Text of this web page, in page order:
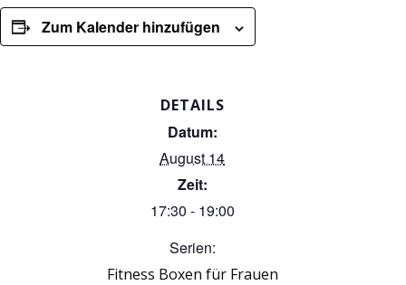
Zum Kalender hinzufügen
DETAILS
Datum:
August 14
Zeit:
17:30 - 19:00
Serien:
Fitness Boxen für Frauen